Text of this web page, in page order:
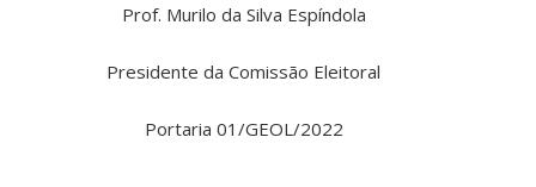
Prof. Murilo da Silva Espíndola
Presidente da Comissão Eleitoral
Portaria 01/GEOL/2022